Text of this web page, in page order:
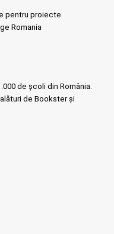
pentru proiecte
Romania
de școli din România.
de Bookster și